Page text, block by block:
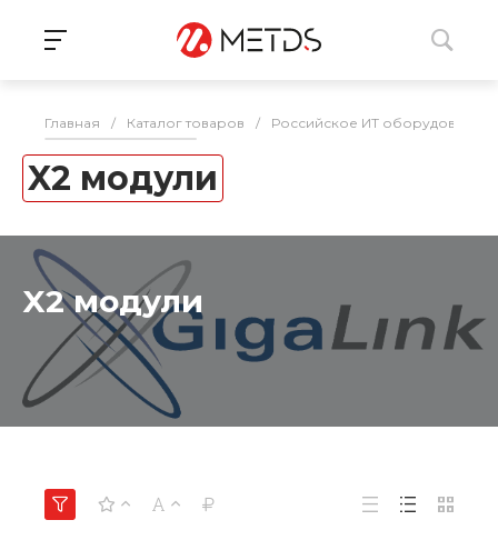
Главная / Каталог товаров / Российское ИТ оборудование
X2 модули
X2 модули